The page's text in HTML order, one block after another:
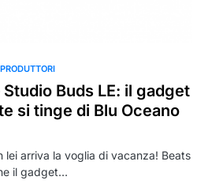
PRODUTTORI
Buds LE: il gadget
si tinge di Blu Oceano
lei arriva la voglia di vacanza! Beats
il gadget…